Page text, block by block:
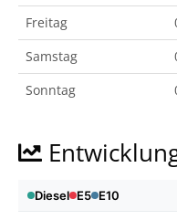
Freitag
Samstag
Sonntag